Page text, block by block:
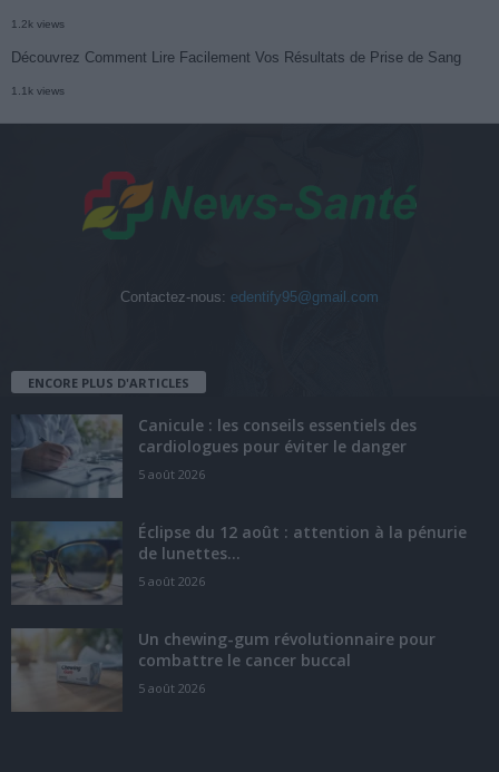
1.2k views
Découvrez Comment Lire Facilement Vos Résultats de Prise de Sang
1.1k views
Contactez-nous: edentify95@gmail.com
ENCORE PLUS D'ARTICLES
Canicule : les conseils essentiels des
cardiologues pour éviter le danger
5 août 2026
Éclipse du 12 août : attention à la pénurie
de lunettes...
5 août 2026
Un chewing-gum révolutionnaire pour
combattre le cancer buccal
5 août 2026